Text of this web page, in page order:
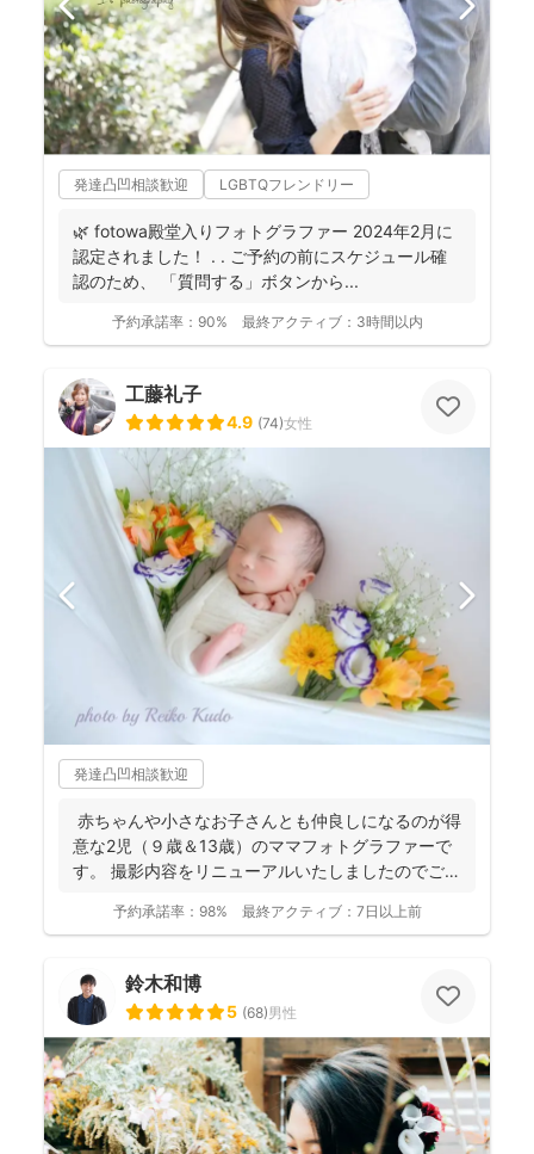
発達凸凹相談歓迎 LGBTQフレンドリー
🌿 fotowa殿堂入りフォトグラファー 2024年2月に
認定されました！ . . ご予約の前にスケジュール確
認のため、 「質問する」ボタンから...
予約承諾率： 90% 最終アクティブ： 3時間以内
工藤礼子
4.9 (74)女性
発達凸凹相談歓迎
赤ちゃんや小さなお子さんとも仲良しになるのが得
意な2児（９歳＆13歳）のママフォトグラファーで
す。 撮影内容をリニューアルいたしましたのでご案
予約承諾率： 98% 最終アクティブ： 7日以上前
鈴木和博
5 (68)男性